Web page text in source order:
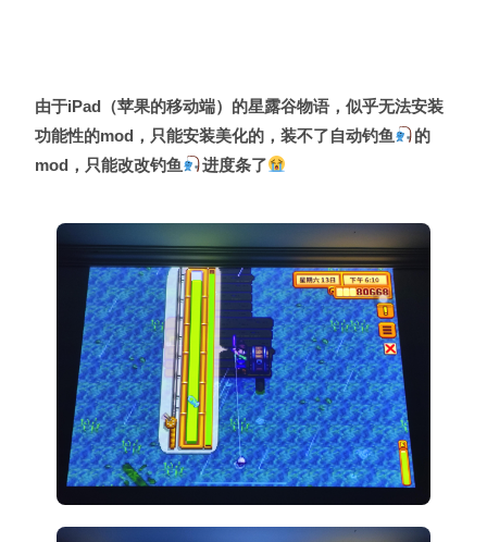
由于iPad（苹果的移动端）的星露谷物语，似乎无法安装
功能性的mod，只能安装美化的，装不了自动钓鱼
的
mod，只能改改钓鱼
进度条了